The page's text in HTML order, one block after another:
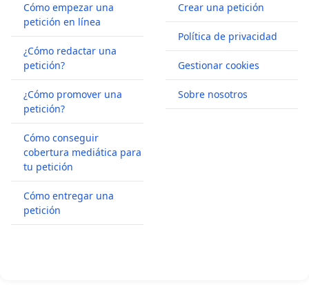
Cómo empezar una
petición en línea
¿Cómo redactar una
petición?
¿Cómo promover una
petición?
Cómo conseguir
cobertura mediática para
tu petición
Cómo entregar una
petición
Crear una petición
Política de privacidad
Gestionar cookies
Sobre nosotros